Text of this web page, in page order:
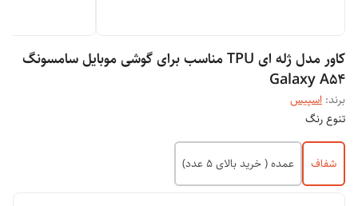
کاور مدل ژله ای TPU مناسب برای گوشی موبایل سامسونگ
Galaxy A54
برند: اسپیس
تنوع رنگ
شفاف عمده ( خرید بالای 5 عدد)